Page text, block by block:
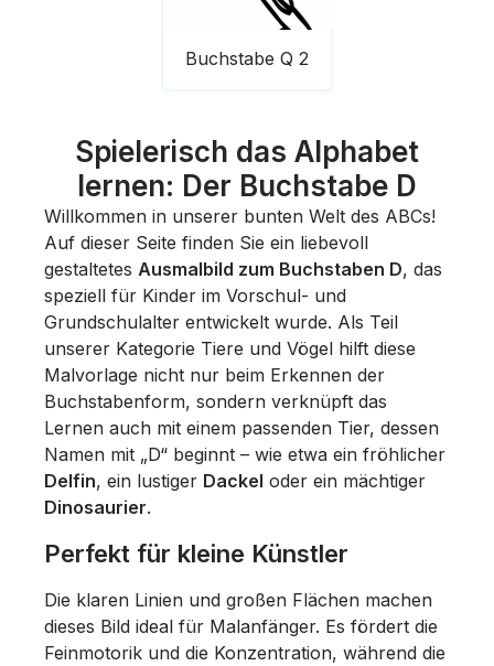
Buchstabe Q 2
Spielerisch das Alphabet
lernen: Der Buchstabe D
Willkommen in unserer bunten Welt des ABCs!
Auf dieser Seite finden Sie ein liebevoll
gestaltetes Ausmalbild zum Buchstaben D, das
speziell für Kinder im Vorschul- und
Grundschulalter entwickelt wurde. Als Teil
unserer Kategorie Tiere und Vögel hilft diese
Malvorlage nicht nur beim Erkennen der
Buchstabenform, sondern verknüpft das
Lernen auch mit einem passenden Tier, dessen
Namen mit „D“ beginnt – wie etwa ein fröhlicher
Delfin, ein lustiger Dackel oder ein mächtiger
Dinosaurier.
Perfekt für kleine Künstler
Die klaren Linien und großen Flächen machen
dieses Bild ideal für Malanfänger. Es fördert die
Feinmotorik und die Konzentration, während die